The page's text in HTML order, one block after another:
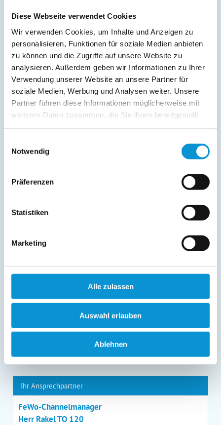
Diese Webseite verwendet Cookies
Wir verwenden Cookies, um Inhalte und Anzeigen zu
personalisieren, Funktionen für soziale Medien anbieten
zu können und die Zugriffe auf unsere Website zu
analysieren. Außerdem geben wir Informationen zu Ihrer
Verwendung unserer Website an unsere Partner für
soziale Medien, Werbung und Analysen weiter. Unsere
Partner führen diese Informationen möglicherweise mit
weiteren Daten zusammen, die Sie ihnen bereitgestellt
Notwendig
Präferenzen
Statistiken
Marketing
Alle zulassen
Auswahl erlauben
Ablehnen
Kopie der Nachricht per Mail zusenden
Reiseversicherungs­informationen anfordern
Ich habe dieDatenschutzhinweisegelesen und bin
Ostsee-Ferienwohnungen.de erhebt, verarbeitet und
nutzt Ihre personenbezogenen Daten nur zur
Auskunft über die bei der Ostsee-Ferienwohnungen.de
gespeicherten Daten erhalten sowie die Berichtigung,
Löschung bzw. Sperrung Ihrer Daten vor Abschluss der
gegenüber Ostsee-Ferienwohnungen.de unentgeltlich
über die im
Ihnen ein Beschwerderecht bei einer Aufsichtsbehörde
zu.
*= Pflichtfeld
Ihr Ansprechpartner
FeWo-Channelmanager
Herr Rakel TO 120